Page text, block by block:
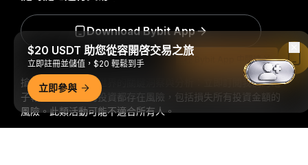
搶先掌握加密貨幣世界的關鍵洞察與分析：立即訂閱我們的電
子報。全部形式的投資都存在風險，包括損失所有投資金額的
風險。此類活動可能不適合所有人。
Download Bybit App
$20 USDT 助您從容開啓交易之旅
立即註冊並儲值，$20 輕鬆到手
立即參與
在 Bybit App 中閱讀